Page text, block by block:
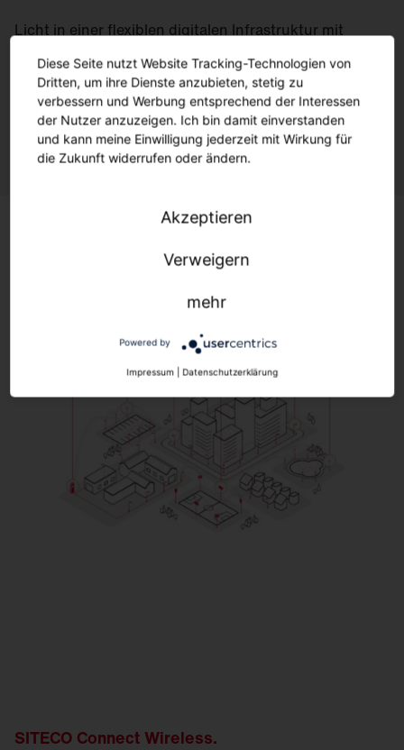
Licht in einer flexiblen digitalen Infrastruktur mit
maximale Effizienz und Umweltschutz – immer und
überall.
Ein Quantensprung für die Steuerung Ihrer Beleuchtung.
SITECO Connect Wireless.
Diese Seite nutzt Website Tracking-Technologien von
Dritten, um ihre Dienste anzubieten, stetig zu
verbessern und Werbung entsprechend der Interessen
der Nutzer anzuzeigen. Ich bin damit einverstanden
und kann meine Einwilligung jederzeit mit Wirkung für
die Zukunft widerrufen oder ändern.
Akzeptieren
Verweigern
mehr
Powered by
Impressum | Datenschutzerklärung